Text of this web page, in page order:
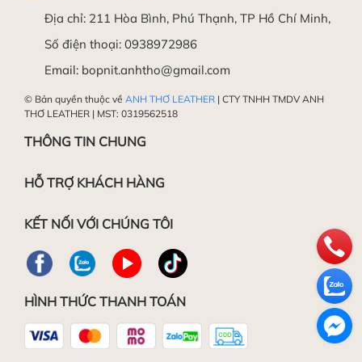
Trong trường hợp vẫn chưa thực hiện được, Quý
khách hàng vui lòng mang sản phẩm đến Shop
để được Hỗ trợ miễn phí.
Chúc các bạn thành công!
Làm mềm da
Đánh bóng da
Địa chỉ: 211 Hòa Bình, Phú Thạnh, TP Hồ Chí Minh,
Số điện thoại: 0938972986
Email: bopnit.anhtho@gmail.com
© Bản quyền thuộc về ANH THƠ LEATHER | CTY TNHH TMDV ANH
THƠ LEATHER | MST: 0319562518
THÔNG TIN CHUNG
HỖ TRỢ KHÁCH HÀNG
KẾT NỐI VỚI CHÚNG TÔI
HÌNH THỨC THANH TOÁN